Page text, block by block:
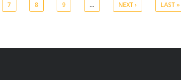
7 8 9 … NEXT › LAST »